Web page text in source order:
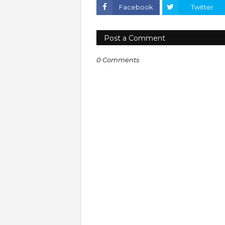
Facebook Twitter
Post a Comment
0 Comments